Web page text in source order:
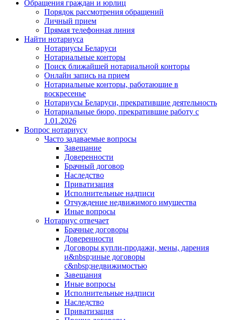
Обращения граждан и юрлиц
Порядок рассмотрения обращений
Личный прием
Прямая телефонная линия
Найти нотариуса
Нотариусы Беларуси
Нотариальные конторы
Поиск ближайшей нотариальной конторы
Онлайн запись на прием
Нотариальные конторы, работающие в
воскресенье
Нотариусы Беларуси, прекратившие деятельность
Нотариальные бюро, прекратившие работу с
1.01.2026
Вопрос нотариусу
Часто задаваемые вопросы
Завещание
Доверенности
Брачный договор
Наследство
Приватизация
Исполнительные надписи
Отчуждение недвижимого имущества
Иные вопросы
Нотариус отвечает
Брачные договоры
Доверенности
Договоры купли-продажи, мены, дарения
и&nbsp;иные договоры
с&nbsp;недвижимостью
Завещания
Иные вопросы
Исполнительные надписи
Наследство
Приватизация